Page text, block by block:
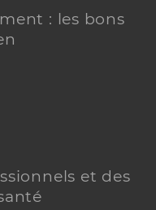
: les bons
et des